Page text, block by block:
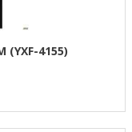
4155)